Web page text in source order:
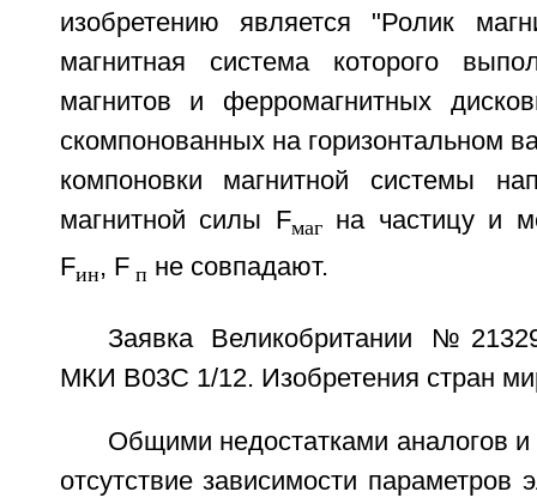
изобретению является "Ролик
магнитная система которого
магнитов и ферромагнитных
скомпонованных на горизонтальном
компоновки магнитной системы
магнитной силы Fмагна частицу и
Fин, Fп не совпадают.
Заявка Великобритании
МКИ В03С 1/12. Изобретения стран
Общими недостатками аналогов и
отсутствие зависимости параметров